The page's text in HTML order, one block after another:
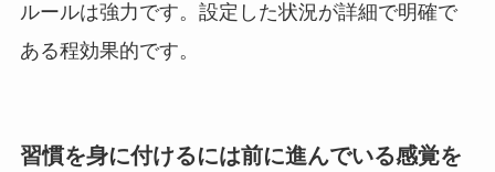
ルールは強力です。設定した状況が詳細で明確で
ある程効果的です。
習慣を身に付けるには前に進んでいる感覚を